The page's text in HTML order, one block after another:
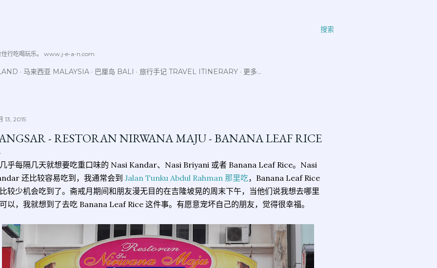
搜索
住行吃喝玩乐。 www.j-e-a-n.com
马来西亚 MALAYSIA 巴厘岛 BALI 旅行手记 TRAVEL ITINERARY 更多…
13, 2015
- RESTORAN NIRWANA MAJU - BANANA LEAF RICE
乎每隔几天就想要吃重口味的 Nasi Kandar、Nasi Briyani 或者 Banana Leaf Rice。Nasi
还比较容易吃到，我通常会到 Jalan Tunku Abdul Rahman 那里吃，Banana Leaf Rice
较少机会吃到了。斋戒月期间和朋友漫无目的在吉隆坡晃的周末下午，当他们说我想去哪里
以，我就想到了去吃 Banana Leaf Rice 这件事。有愿意宠坏自己的朋友，觉得很幸福。